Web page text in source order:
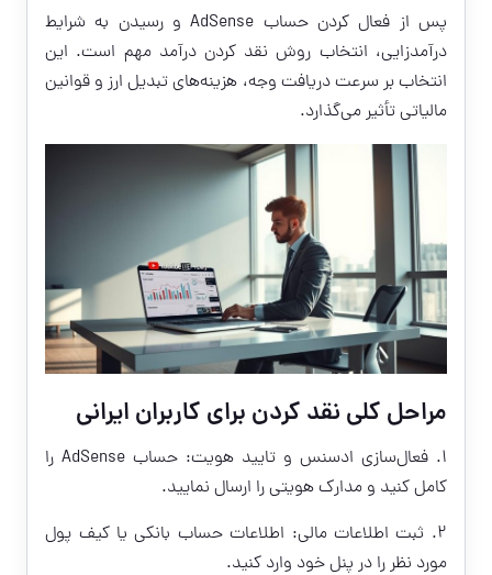
پس از فعال کردن حساب AdSense و رسیدن به شرایط
درآمدزایی، انتخاب روش نقد کردن درآمد مهم است. این
انتخاب بر سرعت دریافت وجه، هزینه‌های تبدیل ارز و قوانین
مالیاتی تأثیر می‌گذارد.
مراحل کلی نقد کردن برای کاربران ایرانی
1. فعال‌سازی ادسنس و تایید هویت: حساب AdSense را
کامل کنید و مدارک هویتی را ارسال نمایید.
2. ثبت اطلاعات مالی: اطلاعات حساب بانکی یا کیف پول
مورد نظر را در پنل خود وارد کنید.